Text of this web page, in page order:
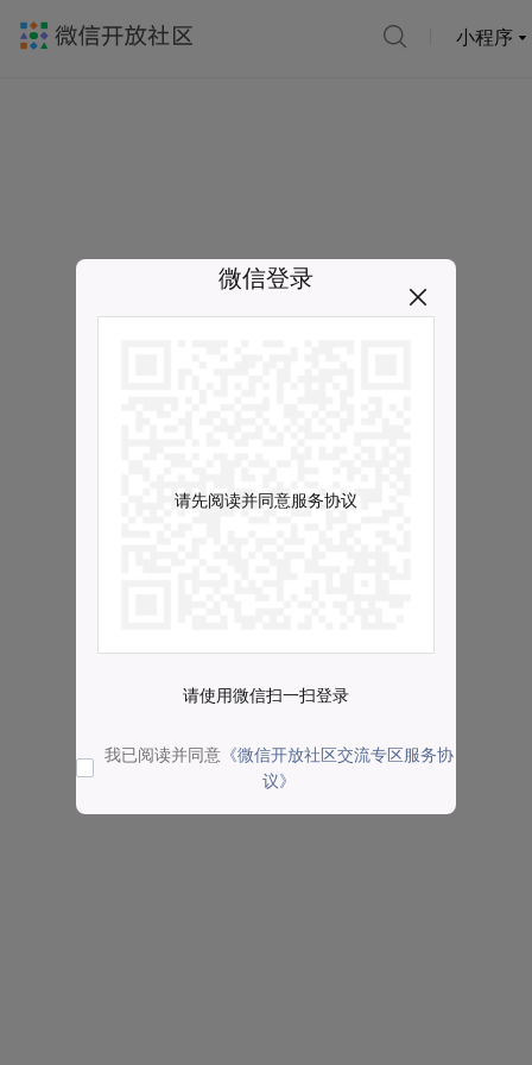
小程序
微信登录
请先阅读并同意服务协议
请使用微信扫一扫登录
我已阅读并同意 《微信开放社区交流专区服务协
议》